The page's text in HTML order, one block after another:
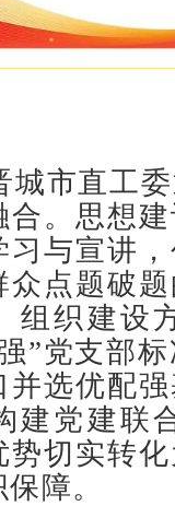
城市直工
合。思想
习与宣讲
众点题破
组织建设
”党支部
并选优配
建党建联
势切实转
障。